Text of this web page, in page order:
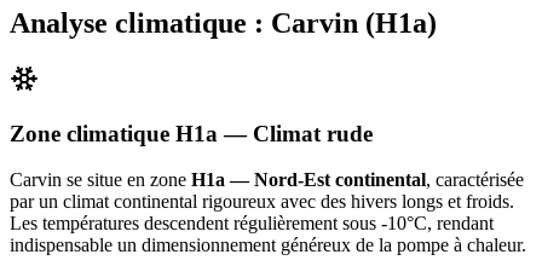
Analyse climatique : Carvin (H1a)
Zone climatique H1a — Climat rude
Carvin se situe en zone H1a — Nord-Est continental, caractérisée
par un climat continental rigoureux avec des hivers longs et froids.
Les températures descendent régulièrement sous -10°C, rendant
indispensable un dimensionnement généreux de la pompe à chaleur.